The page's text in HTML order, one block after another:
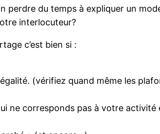
perdre du temps à expliquer un
interlocuteur?
c’est bien si :
(vérifiez quand même les
ne corresponds pas à votre activité